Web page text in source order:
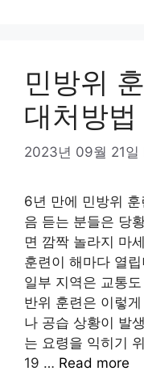
민방위
대처방법
2023년 09월 21일
6년 만에 민방위
음 듣는 분들은 당
면 깜짝 놀라지 마
훈련이 해마다 열
일부 지역은 교통
반위 훈련은 이렇
나 공습 상황이 발
는 요령을 익히기
19 … Read more